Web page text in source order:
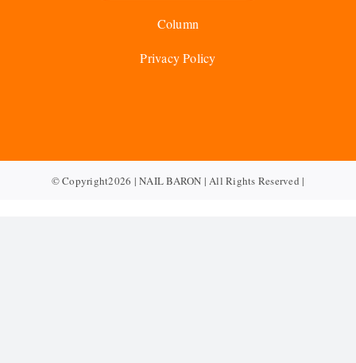
Column
Privacy Policy
© Copyright2026 | NAIL BARON | All Rights Reserved |